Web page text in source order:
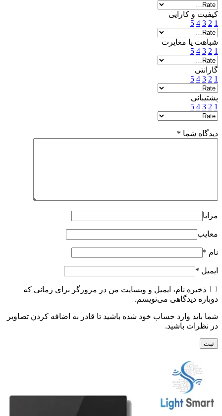
کیفیت و کارایی
1
2
3
4
5
شباهت یا مغایرت
1
2
3
4
5
گارانتی
1
2
3
4
5
پشتیبانی
1
2
3
4
5
دیدگاه شما *
مزایا
معایب
نام *
ایمیل *
ذخیره نام، ایمیل و وبسایت من در مرورگر برای زمانی که
دوباره دیدگاهی می‌نویسم.
شما باید وارد حساب خود شده باشید تا قادر به اضافه کردن تصاویر
در نظرات باشید.